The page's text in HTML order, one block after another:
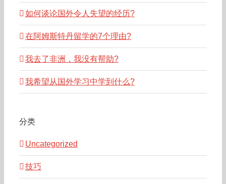
如何谈论国外令人失望的经历?
在阿姆斯特丹留学的7个理由?
我去了非洲，我没有帮助?
我希望从国外学习中学到什么?
分类
Uncategorized
技巧